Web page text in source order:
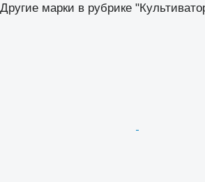
Другие марки в рубрике